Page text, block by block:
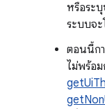
หรือระ
ระบบจ
ตอนนี้ก
ไม่พร้อม